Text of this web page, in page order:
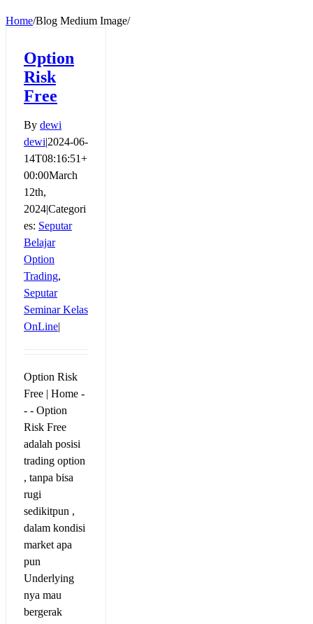
Home/Blog Medium Image/
Option
Risk
Free
By dewi
dewi|2024-06-
14T08:16:51+
00:00March
12th,
2024|Categori
es: Seputar
Belajar
Option
Trading,
Seputar
Seminar Kelas
OnLine|
Option Risk
Free | Home -
- - Option
Risk Free
adalah posisi
trading option
, tanpa bisa
rugi
sedikitpun ,
dalam kondisi
market apa
pun
Underlying
nya mau
bergerak